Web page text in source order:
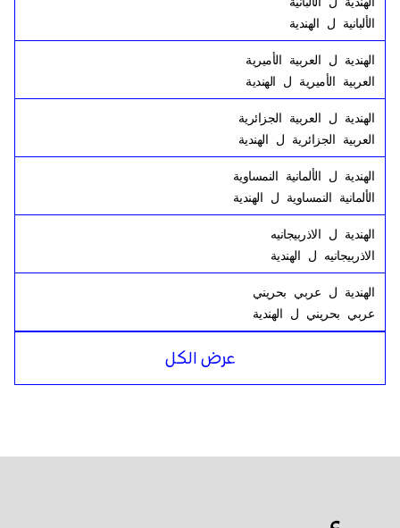
الألبانية ل الهندية
الهندية ل العربية الأميرية
العربية الأميرية ل الهندية
الهندية ل العربية الجزائرية
العربية الجزائرية ل الهندية
الهندية ل الألمانية النمساوية
الألمانية النمساوية ل الهندية
الهندية ل الاذربيجانيه
الاذربيجانيه ل الهندية
الهندية ل عربي بحريني
عربي بحريني ل الهندية
ل
عرض الكل